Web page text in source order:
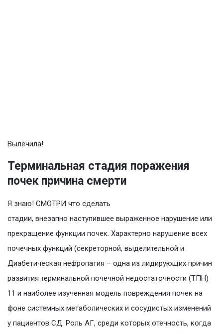
Вылечила!
Терминальная стадия поражения
почек причина смерти
Я знаю! СМОТРИ что сделать
стадии, внезапно наступившее выраженное нарушение или
прекращение функции почек. Характерно нарушение всех
почечных функций (секреторной, выделительной и
Диабетическая нефропатия – одна из лидирующих причин
развития терминальной почечной недостаточности (ТПН)
11 и наиболее изученная модель повреждения почек на
фоне системных метаболических и сосудистых изменений
у пациентов СД. Роль АГ, среди которых отечность, когда